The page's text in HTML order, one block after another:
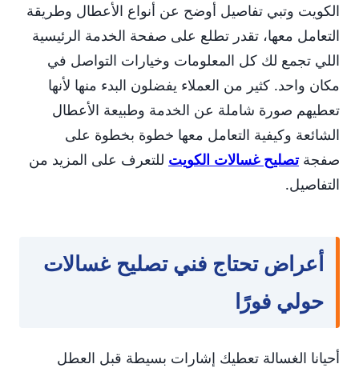
الكويت وتبي تفاصيل أوضح عن أنواع الأعطال وطريقة
التعامل معها، تقدر تطلع على صفحة الخدمة الرئيسية
اللي تجمع لك كل المعلومات وخيارات التواصل في
مكان واحد. كثير من العملاء يفضلون البدء منها لأنها
تعطيهم صورة شاملة عن الخدمة وطبيعة الأعطال
الشائعة وكيفية التعامل معها خطوة بخطوة على
صفجةتصليح غسالات الكويت للتعرف على المزيد من
التفاصيل.
أعراض تحتاج فني تصليح غسالات
حولي فورًا
أحيانا الغسالة تعطيك إشارات بسيطة قبل العطل